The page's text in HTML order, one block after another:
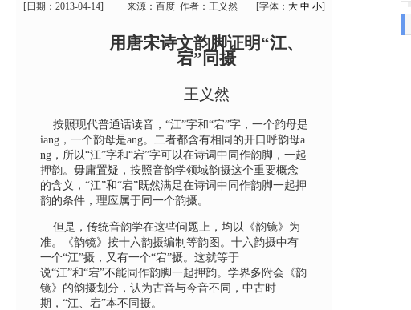
[日期： 2013-04-14] 来源： 百度 作者： 王义然 [字体： 大 中 小]
用唐宋诗文韵脚证明“江、
宕”同摄
王义然
按照现代普通话读音，“江”字和“宕”字，一个韵母是
iang ，一个韵母是ang。二者都含有相同的开口呼韵母a
ng ，所以“江”字和“宕”字可以在诗词中同作韵脚，一起
押韵。毋庸置疑，按照音韵学领域韵摄这个重要概念
的含义，“江”和“宕”既然满足在诗词中同作韵脚一起押
韵的条件，理应属于同一个韵摄。
但是，传统音韵学在这些问题上，均以《韵镜》为
准。《韵镜》按十六韵摄编制等韵图。十六韵摄中有
一个“江”摄，又有一个“宕”摄。这就等于
说“江”和“宕”不能同作韵脚一起押韵。学界多附会《韵
镜》的韵摄划分，认为古音与今音不同，中古时
期，“江、宕”本不同摄。